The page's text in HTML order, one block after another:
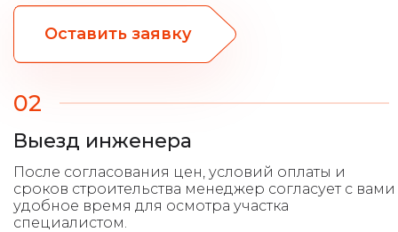
Оставить заявку
02
Выезд инженера
После согласования цен, условий оплаты и
сроков строительства менеджер согласует с вами
удобное время для осмотра участка
специалистом.